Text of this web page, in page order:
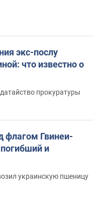
экс-послу
что известно о
прокуратуры
флагом Гвинеи-
и
украинскую пшеницу